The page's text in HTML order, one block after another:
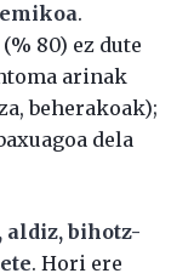
.
80) ez dute
arinak
beherakoak);
dela
bihotz-
. Hori ere